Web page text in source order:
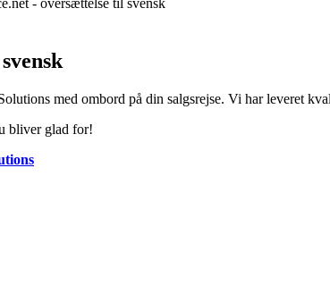
med ombord på din salgsrejse. Vi har leveret
bliver glad for!